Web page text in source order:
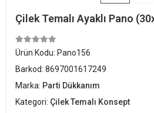
Çilek Temalı Ayaklı Pano
Ürün Kodu: Pano156
Barkod: 8697001617249
Marka: Parti Dükkanım
Kategori: Çilek Temalı Konsept